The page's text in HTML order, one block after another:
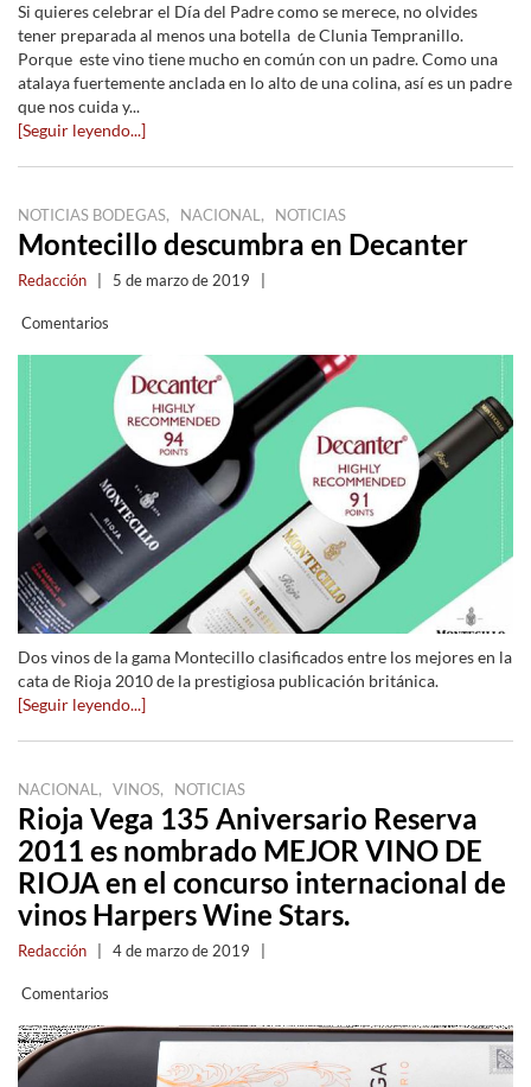
Si quieres celebrar el Día del Padre como se merece, no olvides
tener preparada al menos una botella de Clunia Tempranillo.
Porque este vino tiene mucho en común con un padre. Como una
atalaya fuertemente anclada en lo alto de una colina, así es un padre
que nos cuida y...
[Seguir leyendo...]
NOTICIAS BODEGAS, NACIONAL, NOTICIAS
Montecillo descumbra en Decanter
Redacción 5 de marzo de 2019
Comentarios
Dos vinos de la gama Montecillo clasificados entre los mejores en la
cata de Rioja 2010 de la prestigiosa publicación británica.
[Seguir leyendo...]
NACIONAL , VINOS, NOTICIAS
Rioja Vega 135 Aniversario Reserva
2011 es nombrado MEJOR VINO DE
RIOJA en el concurso internacional de
vinos Harpers Wine Stars.
Redacción 4 de marzo de 2019
Comentarios